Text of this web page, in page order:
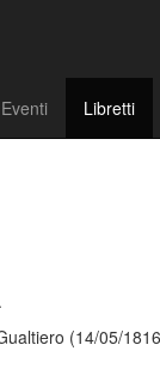
Eventi Libretti
(14/05/